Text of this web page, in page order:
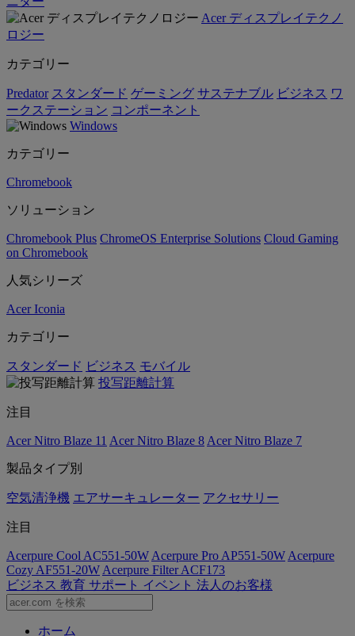
Acer ディスプレイテクノ
ロジー
カテゴリー
Predator スタンダード ゲーミング サステナブル ビジネス ワ
ークステーション コンポーネント
Windows
カテゴリー
Chromebook
ソリューション
Chromebook Plus ChromeOS Enterprise Solutions Cloud Gaming
on Chromebook
人気シリーズ
Acer Iconia
カテゴリー
スタンダード ビジネス モバイル
投写距離計算
注目
Acer Nitro Blaze 11 Acer Nitro Blaze 8 Acer Nitro Blaze 7
製品タイプ別
空気清浄機 エアサーキュレーター アクセサリー
注目
Acerpure Cool AC551-50W Acerpure Pro AP551-50W Acerpure
Cozy AF551-20W Acerpure Filter ACF173
ビジネス 教育 サポート イベント 法人のお客様
ホーム